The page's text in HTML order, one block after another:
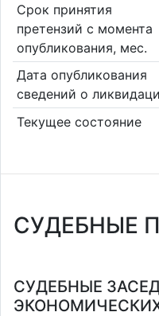
Срок принятия
претензий с момента
опубликования, мес.
Дата опубликования
сведений о
Текущее состояние
СУДЕБНЫЕ
СУДЕБНЫЕ